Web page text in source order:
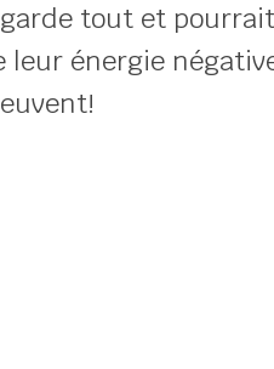
tout et
énergie